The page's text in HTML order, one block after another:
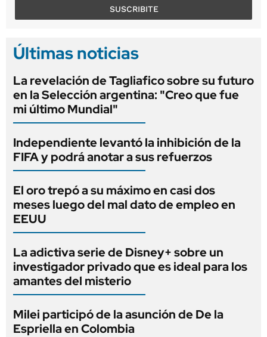
SUSCRIBITE
Últimas noticias
La revelación de Tagliafico sobre su futuro
en la Selección argentina: "Creo que fue
mi último Mundial"
Independiente levantó la inhibición de la
FIFA y podrá anotar a sus refuerzos
El oro trepó a su máximo en casi dos
meses luego del mal dato de empleo en
EEUU
La adictiva serie de Disney+ sobre un
investigador privado que es ideal para los
amantes del misterio
Milei participó de la asunción de De la
Espriella en Colombia